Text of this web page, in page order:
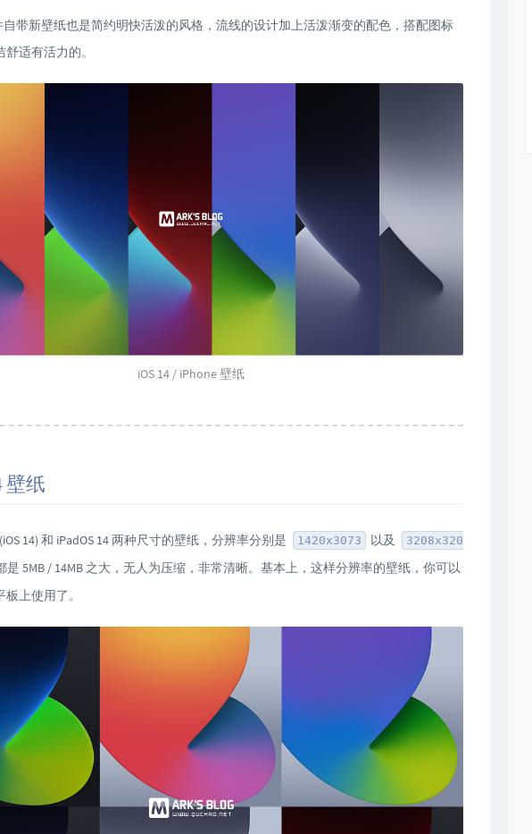
自带新壁纸也是简约明快活泼的风格，流线的设计加上活泼渐变的配色，搭配图标
适有活力的。
iOS 14 / iPhone 壁纸
壁纸
14) 和 iPadOS 14 两种尺寸的壁纸，分辨率分别是 1420x3073 以及 3208x320
是 5MB / 14MB 之大，无人为压缩，非常清晰。基本上，这样分辨率的壁纸，你可以
上使用了。